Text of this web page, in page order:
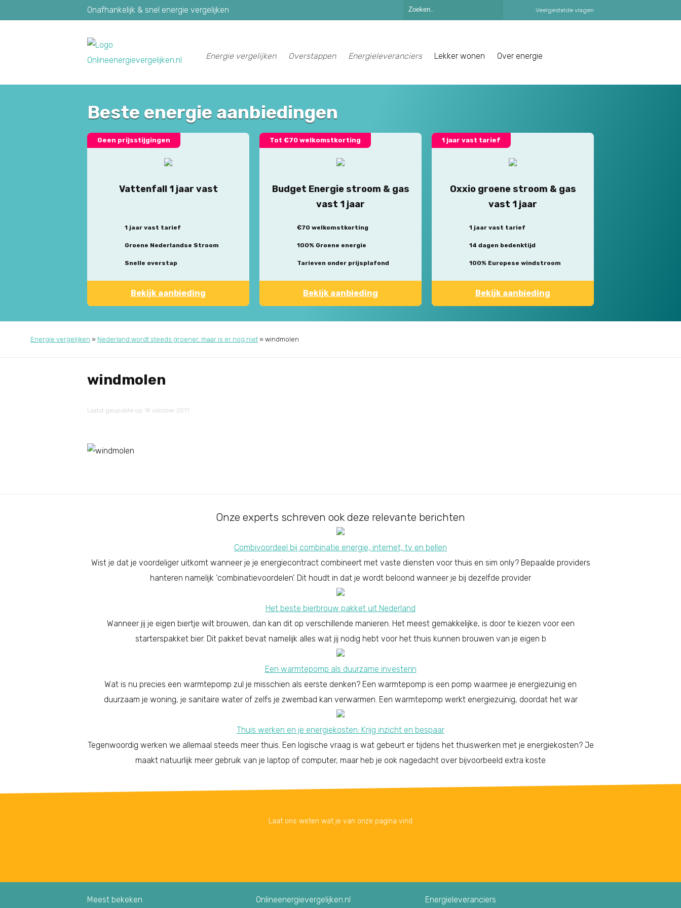
Onafhankelijk & snel energie vergelijken Veelgestelde vragen
Energie vergelijken Overstappen Energieleveranciers Lekker wonen Over energie
Beste energie aanbiedingen
Geen prijsstijgingen
Vattenfall 1 jaar vast
1 jaar vast tarief
Groene Nederlandse Stroom
Snelle overstap
Bekijk aanbieding
Tot €70 welkomstkorting
Budget Energie stroom & gas
vast 1 jaar
€70 welkomstkorting
100% Groene energie
Tarieven onder prijsplafond
Bekijk aanbieding
1 jaar vast tarief
Oxxio groene stroom & gas
vast 1 jaar
1 jaar vast tarief
14 dagen bedenktijd
100% Europese windstroom
Bekijk aanbieding
Energie vergelijken » Nederland wordt steeds groener, maar is er nog niet » windmolen
windmolen
Laatst geupdate op 19 oktober 2017
Onze experts schreven ook deze relevante berichten
Combivoordeel bij combinatie energie, internet, tv en bellen
Wist je dat je voordeliger uitkomt wanneer je je energiecontract combineert met vaste diensten voor thuis en sim only? Bepaalde providers
hanteren namelijk ‘combinatievoordelen’. Dit houdt in dat je wordt beloond wanneer je bij dezelfde provider
Het beste bierbrouw pakket uit Nederland
Wanneer jij je eigen biertje wilt brouwen, dan kan dit op verschillende manieren. Het meest gemakkelijke, is door te kiezen voor een
starterspakket bier. Dit pakket bevat namelijk alles wat jij nodig hebt voor het thuis kunnen brouwen van je eigen b
Een warmtepomp als duurzame investerin
Wat is nu precies een warmtepomp zul je misschien als eerste denken? Een warmtepomp is een pomp waarmee je energiezuinig en
duurzaam je woning, je sanitaire water of zelfs je zwembad kan verwarmen. Een warmtepomp werkt energiezuinig, doordat het war
Thuis werken en je energiekosten: Krijg inzicht en bespaar
Tegenwoordig werken we allemaal steeds meer thuis. Een logische vraag is wat gebeurt er tijdens het thuiswerken met je energiekosten? Je
maakt natuurlijk meer gebruik van je laptop of computer, maar heb je ook nagedacht over bijvoorbeeld extra koste
Laat ons weten wat je van onze pagina vind
Meest bekeken Onlineenergievergelijken.nl Energieleveranciers